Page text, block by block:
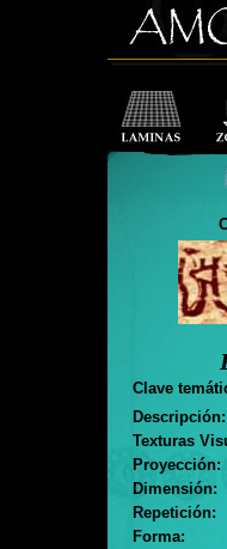
Clave
Descripción:
Texturas
Proyección:
Dimensión:
Repetición:
Forma: